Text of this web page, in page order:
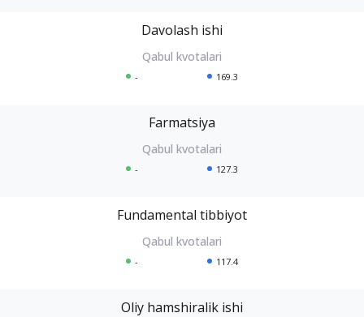
Davolash ishi
- 169.3
Farmatsiya
- 127.3
Fundamental tibbiyot
- 117.4
Oliy hamshiralik ishi